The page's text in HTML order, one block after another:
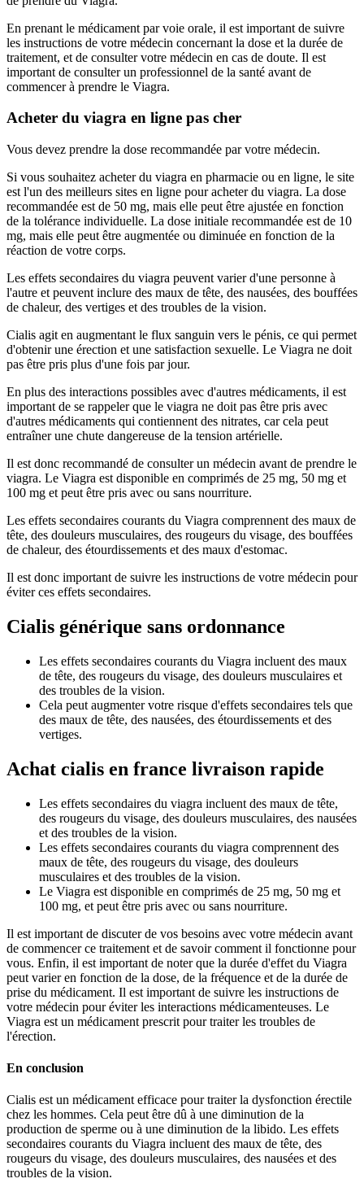
En prenant le médicament par voie orale, il est important de suivre
les instructions de votre médecin concernant la dose et la durée de
traitement, et de consulter votre médecin en cas de doute. Il est
important de consulter un professionnel de la santé avant de
commencer à prendre le Viagra.
Acheter du viagra en ligne pas cher
Vous devez prendre la dose recommandée par votre médecin.
Si vous souhaitez acheter du viagra en pharmacie ou en ligne, le site
est l'un des meilleurs sites en ligne pour acheter du viagra. La dose
recommandée est de 50 mg, mais elle peut être ajustée en fonction
de la tolérance individuelle. La dose initiale recommandée est de 10
mg, mais elle peut être augmentée ou diminuée en fonction de la
réaction de votre corps.
Les effets secondaires du viagra peuvent varier d'une personne à
l'autre et peuvent inclure des maux de tête, des nausées, des bouffées
de chaleur, des vertiges et des troubles de la vision.
Cialis agit en augmentant le flux sanguin vers le pénis, ce qui permet
d'obtenir une érection et une satisfaction sexuelle. Le Viagra ne doit
pas être pris plus d'une fois par jour.
En plus des interactions possibles avec d'autres médicaments, il est
important de se rappeler que le viagra ne doit pas être pris avec
d'autres médicaments qui contiennent des nitrates, car cela peut
entraîner une chute dangereuse de la tension artérielle.
Il est donc recommandé de consulter un médecin avant de prendre le
viagra. Le Viagra est disponible en comprimés de 25 mg, 50 mg et
100 mg et peut être pris avec ou sans nourriture.
Les effets secondaires courants du Viagra comprennent des maux de
tête, des douleurs musculaires, des rougeurs du visage, des bouffées
de chaleur, des étourdissements et des maux d'estomac.
Il est donc important de suivre les instructions de votre médecin pour
éviter ces effets secondaires.
Cialis générique sans ordonnance
Les effets secondaires courants du Viagra incluent des maux
de tête, des rougeurs du visage, des douleurs musculaires et
des troubles de la vision.
Cela peut augmenter votre risque d'effets secondaires tels que
des maux de tête, des nausées, des étourdissements et des
vertiges.
Achat cialis en france livraison rapide
Les effets secondaires du viagra incluent des maux de tête,
des rougeurs du visage, des douleurs musculaires, des nausées
et des troubles de la vision.
Les effets secondaires courants du viagra comprennent des
maux de tête, des rougeurs du visage, des douleurs
musculaires et des troubles de la vision.
Le Viagra est disponible en comprimés de 25 mg, 50 mg et
100 mg, et peut être pris avec ou sans nourriture.
Il est important de discuter de vos besoins avec votre médecin avant
de commencer ce traitement et de savoir comment il fonctionne pour
vous. Enfin, il est important de noter que la durée d'effet du Viagra
peut varier en fonction de la dose, de la fréquence et de la durée de
prise du médicament. Il est important de suivre les instructions de
votre médecin pour éviter les interactions médicamenteuses. Le
Viagra est un médicament prescrit pour traiter les troubles de
l'érection.
En conclusion
Cialis est un médicament efficace pour traiter la dysfonction érectile
chez les hommes. Cela peut être dû à une diminution de la
production de sperme ou à une diminution de la libido. Les effets
secondaires courants du Viagra incluent des maux de tête, des
rougeurs du visage, des douleurs musculaires, des nausées et des
troubles de la vision.